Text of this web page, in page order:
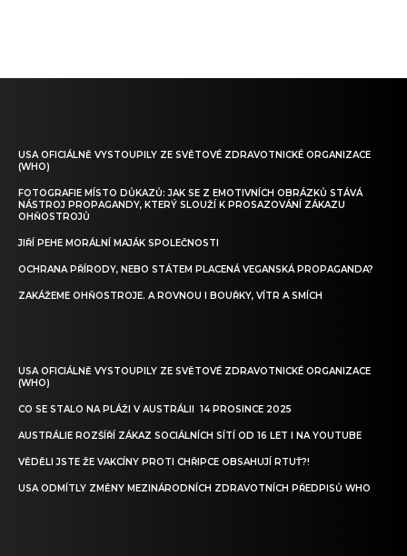
USA OFICIÁLNĚ VYSTOUPILY ZE SVĚTOVÉ ZDRAVOTNICKÉ ORGANIZACE
(WHO)
FOTOGRAFIE MÍSTO DŮKAZŮ: JAK SE Z EMOTIVNÍCH OBRÁZKŮ STÁVÁ
NÁSTROJ PROPAGANDY, KTERÝ SLOUŽÍ K PROSAZOVÁNÍ ZÁKAZU
OHŇOSTROJŮ
JIŘÍ PEHE MORÁLNÍ MAJÁK SPOLEČNOSTI
OCHRANA PŘÍRODY, NEBO STÁTEM PLACENÁ VEGANSKÁ PROPAGANDA?
ZAKÁŽEME OHŇOSTROJE. A ROVNOU I BOUŘKY, VÍTR A SMÍCH
USA OFICIÁLNĚ VYSTOUPILY ZE SVĚTOVÉ ZDRAVOTNICKÉ ORGANIZACE
(WHO)
CO SE STALO NA PLÁŽI V AUSTRÁLII 14 PROSINCE 2025
AUSTRÁLIE ROZŠÍŘÍ ZÁKAZ SOCIÁLNÍCH SÍTÍ OD 16 LET I NA YOUTUBE
VĚDĚLI JSTE ŽE VAKCÍNY PROTI CHŘIPCE OBSAHUJÍ RTUŤ?!
USA ODMÍTLY ZMĚNY MEZINÁRODNÍCH ZDRAVOTNÍCH PŘEDPISŮ WHO